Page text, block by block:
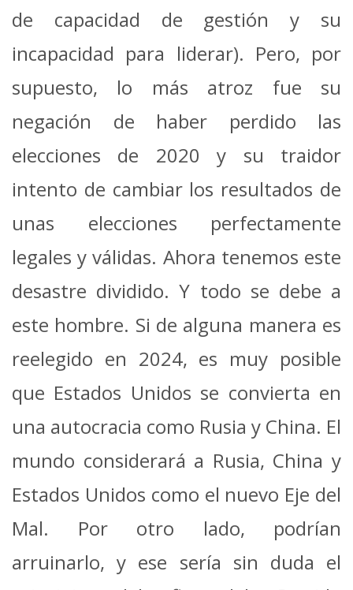
de capacidad de gestión y su
incapacidad para liderar). Pero, por
supuesto, lo más atroz fue su
negación de haber perdido las
elecciones de 2020 y su traidor
intento de cambiar los resultados de
unas elecciones perfectamente
legales y válidas. Ahora tenemos este
desastre dividido. Y todo se debe a
este hombre. Si de alguna manera es
reelegido en 2024, es muy posible
que Estados Unidos se convierta en
una autocracia como Rusia y China. El
mundo considerará a Rusia, China y
Estados Unidos como el nuevo Eje del
Mal. Por otro lado, podrían
arruinarlo, y ese sería sin duda el